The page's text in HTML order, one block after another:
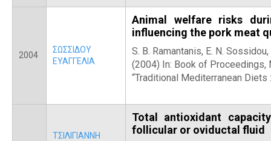
2004
ΣΩΣΣΙΔΟΥ
ΕΥΑΓΓΕΛΙΑ
Animal welfare risks
influencing the pork meat
S. B. Ramantanis, E. N.
(2004) In: Book of Proceedings,
“Traditional Mediterranean
ΤΣΙΛΙΓΙΑΝΝΗ
Total antioxidant
follicular or oviductal fluid